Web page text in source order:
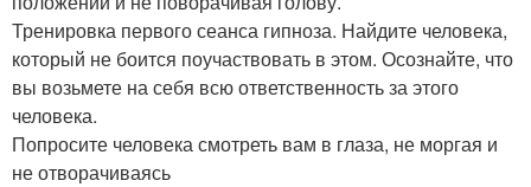
Тренировка первого сеанса гипноза. Найдите человека,
который не боится поучаствовать в этом. Осознайте, что
вы возьмете на себя всю ответственность за этого
человека.
Попросите человека смотреть вам в глаза, не моргая и
не отворачиваясь